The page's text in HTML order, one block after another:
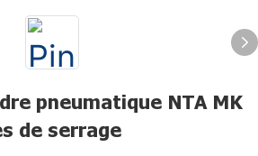
pneumatique NTA MK
de serrage